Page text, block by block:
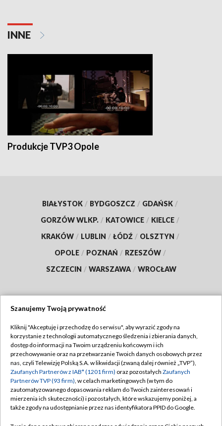
INNE
Produkcje TVP3 Opole
BIAŁYSTOK / BYDGOSZCZ / GDAŃSK /
GORZÓW WLKP. / KATOWICE / KIELCE /
KRAKÓW / LUBLIN / ŁÓDŹ / OLSZTYN /
OPOLE / POZNAŃ / RZESZÓW /
SZCZECIN / WARSZAWA / WROCŁAW
TVP
Abonament TVP
Emisja w TVP
Centrum informacji TVP
Naziemna Telewizja Cyfrowa
Regulamin TVP
Polityka prywatności
Moje zgody
Pomoc
Szanujemy Twoją prywatność
Kliknij "Akceptuję i przechodzę do serwisu", aby wyrazić zgody na
korzystanie z technologii automatycznego śledzenia i zbierania danych,
dostęp do informacji na Twoim urządzeniu końcowym i ich
przechowywanie oraz na przetwarzanie Twoich danych osobowych przez
nas, czyli Telewizję Polską S.A. w likwidacji (zwaną dalej również „TVP”),
Zaufanych Partnerów z IAB* (1201 firm) oraz pozostałych Zaufanych
Partnerów TVP (93 firm), w celach marketingowych (w tym do
zautomatyzowanego dopasowania reklam do Twoich zainteresowań i
mierzenia ich skuteczności) i pozostałych, które wskazujemy poniżej, a
także zgody na udostępnianie przez nas identyfikatora PPID do Google.